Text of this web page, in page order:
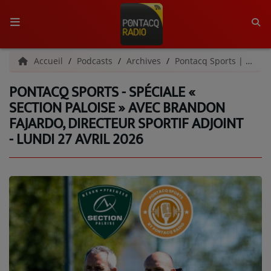
ACCUEIL
RADIO
QUI SOMMES-NOUS ?
L'ÉQUIPE
C'ÉTAIT QUOI CE TITRE ?
PODCASTS - SAISON 2026/2027
Accueil Podcasts Archives Pontacq Sports | Archives
PONTACQ SPORTS - SPÉCIALE «
SECTION PALOISE » AVEC BRANDON
FAJARDO, DIRECTEUR SPORTIF ADJOINT
- LUNDI 27 AVRIL 2026